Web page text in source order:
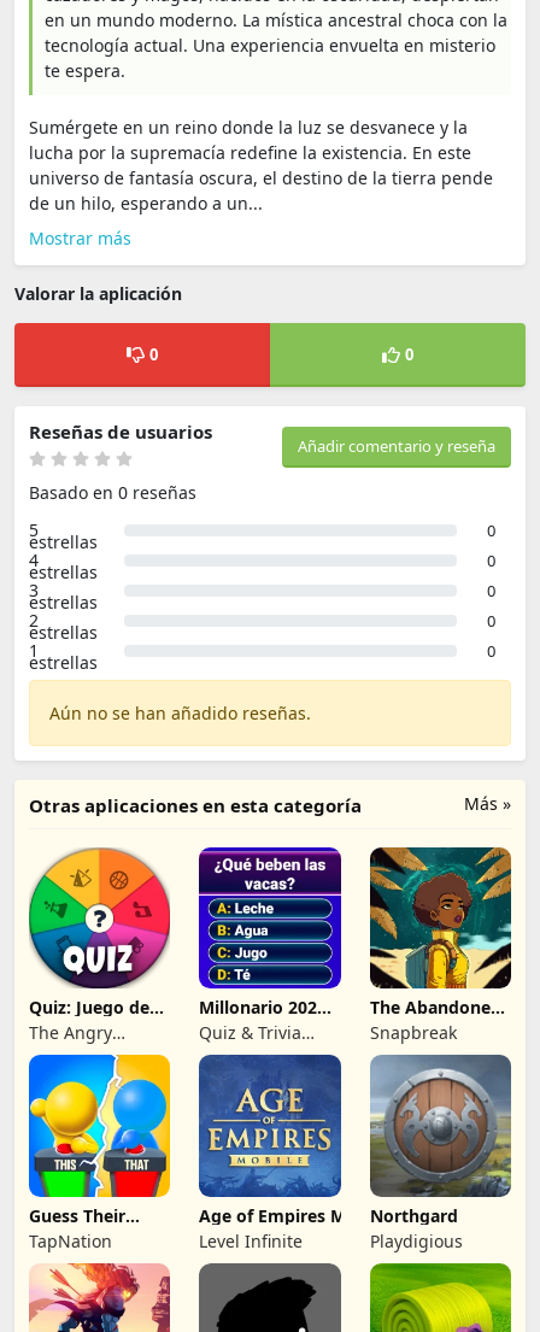
en un mundo moderno. La mística ancestral choca con la
tecnología actual. Una experiencia envuelta en misterio
te espera.
Sumérgete en un reino donde la luz se desvanece y la
lucha por la supremacía redefine la existencia. En este
universo de fantasía oscura, el destino de la tierra pende
de un hilo, esperando a un...
Mostrar más
Valorar la aplicación
0 0
Añadir comentario y reseña
Reseñas de usuarios
Basado en 0 reseñas
5
estrellas 0
4
estrellas 0
3
estrellas 0
2
estrellas 0
1
estrellas 0
Aún no se han añadido reseñas.
Más »
Otras aplicaciones en esta categoría
Quiz: Juego de
Preguntas
The Angry
Kraken
Millonario 2026:
trivia quiz
Quiz & Trivia
Games by
Submarine Apps
The Abandoned
Planet
Snapbreak
Guess Their
Answer - IQ
Games
TapNation
Age of Empires Mobile
Level Infinite
Northgard
Playdigious